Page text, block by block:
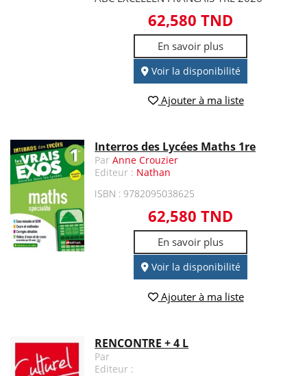
62,580 TND
En savoir plus
Voir la disponibilité
Ajouter à ma liste
Interros des Lycées Maths 1re
ParAnne Crouzier
Editeur : Nathan
ISBN : 9782095038625
62,580 TND
En savoir plus
Voir la disponibilité
Ajouter à ma liste
RENCONTRE + 4 L
Par
Editeur :